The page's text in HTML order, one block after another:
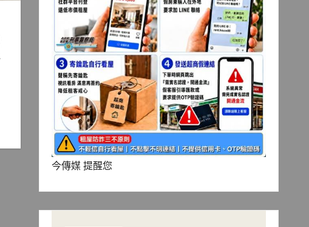
今傳媒 提醒您